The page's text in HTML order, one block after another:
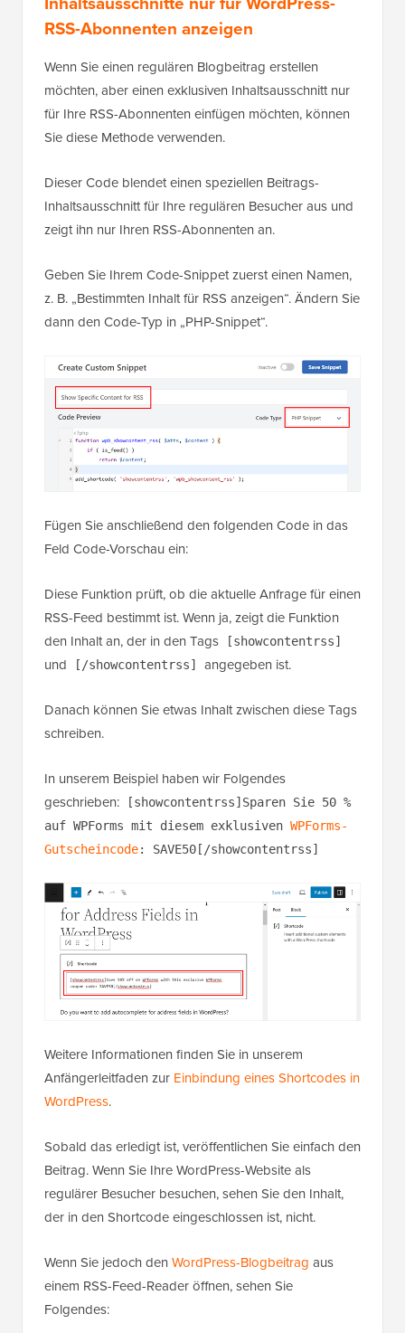
RSS-Abonnenten anzeigen
Wenn Sie einen regulären Blogbeitrag erstellen
möchten, aber einen exklusiven Inhaltsausschnitt nur
für Ihre RSS-Abonnenten einfügen möchten, können
Sie diese Methode verwenden.
Dieser Code blendet einen speziellen Beitrags-
Inhaltsausschnitt für Ihre regulären Besucher aus und
zeigt ihn nur Ihren RSS-Abonnenten an.
Geben Sie Ihrem Code-Snippet zuerst einen Namen,
z. B. „Bestimmten Inhalt für RSS anzeigen“. Ändern Sie
dann den Code-Typ in „PHP-Snippet“.
Fügen Sie anschließend den folgenden Code in das
Feld Code-Vorschau ein:
Diese Funktion prüft, ob die aktuelle Anfrage für einen
RSS-Feed bestimmt ist. Wenn ja, zeigt die Funktion
den Inhalt an, der in den Tags
[showcontentrss]
und [/showcontentrss] angegeben ist.
Danach können Sie etwas Inhalt zwischen diese Tags
schreiben.
In unserem Beispiel haben wir Folgendes
geschrieben:
[showcontentrss]Sparen Sie 50 %
auf WPForms mit diesem exklusiven WPForms-
Gutscheincode: SAVE50[/showcontentrss]
Weitere Informationen finden Sie in unserem
Anfängerleitfaden zur Einbindung eines Shortcodes in
WordPress.
Sobald das erledigt ist, veröffentlichen Sie einfach den
Beitrag. Wenn Sie Ihre WordPress-Website als
regulärer Besucher besuchen, sehen Sie den Inhalt,
der in den Shortcode eingeschlossen ist, nicht.
Wenn Sie jedoch den WordPress-Blogbeitrag aus
einem RSS-Feed-Reader öffnen, sehen Sie
Folgendes: